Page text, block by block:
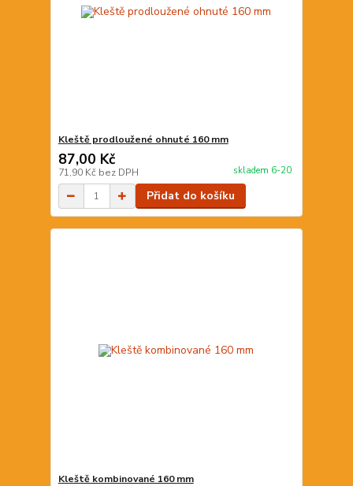
Kleště prodloužené ohnuté 160 mm
87,00 Kč
71,90 Kč bez DPH skladem 6-20
Přidat do košíku
Kleště kombinované 160 mm